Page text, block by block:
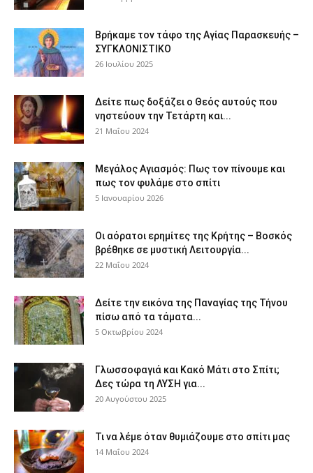
Βρήκαμε τον τάφο της Αγίας Παρασκευής –
ΣΥΓΚΛΟΝΙΣΤΙΚΟ
26 Ιουλίου 2025
Δείτε πως δοξάζει ο Θεός αυτούς που
νηστεύουν την Τετάρτη και...
21 Μαΐου 2024
Μεγάλος Αγιασμός: Πως τον πίνουμε και
πως τον φυλάμε στο σπίτι
5 Ιανουαρίου 2026
Οι αόρατοι ερημίτες της Κρήτης – Βοσκός
βρέθηκε σε μυστική Λειτουργία...
22 Μαΐου 2024
Δείτε την εικόνα της Παναγίας της Τήνου
πίσω από τα τάματα...
5 Οκτωβρίου 2024
Γλωσσοφαγιά και Κακό Μάτι στο Σπίτι;
Δες τώρα τη ΛΥΣΗ για...
20 Αυγούστου 2025
Τι να λέμε όταν θυμιάζουμε στο σπίτι μας
14 Μαΐου 2024